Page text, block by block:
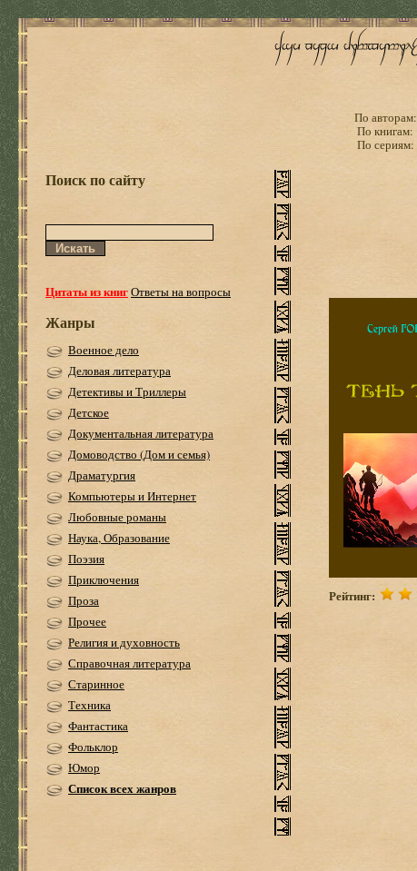
По авторам:
По книгам:
По сериям:
Поиск по сайту
Цитаты из книгОтветы на вопросы
Жанры
Военное дело
Деловая литература
Детективы и Триллеры
Детское
Документальная литература
Домоводство (Дом и семья)
Драматургия
Компьютеры и Интернет
Любовные романы
Наука, Образование
Поэзия
Приключения
Проза
Прочее
Религия и духовность
Справочная литература
Старинное
Техника
Фантастика
Фольклор
Юмор
Список всех жанров
Рейтинг: